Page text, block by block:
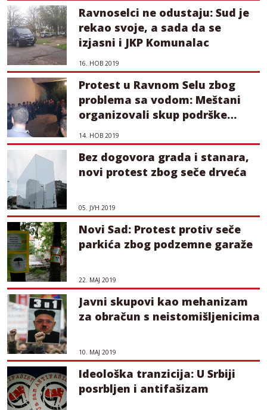
Ravnoselci ne odustaju: Sud je
rekao svoje, a sada da se
izjasni i JKP Komunalac
16. НОВ 2019
Protest u Ravnom Selu zbog
problema sa vodom: Meštani
organizovali skup podrške
Caričiću
14. НОВ 2019
Bez dogovora grada i stanara,
novi protest zbog seče drveća
05. ЈУН 2019
Novi Sad: Protest protiv seče
parkića zbog podzemne garaže
22. МАЈ 2019
Javni skupovi kao mehanizam
za obračun s neistomišljenicima
10. МАЈ 2019
Ideološka tranzicija: U Srbiji
posrbljen i antifašizam